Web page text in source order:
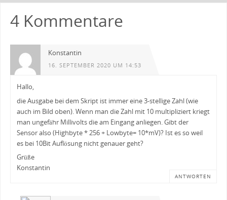
4 Kommentare
Konstantin
16. SEPTEMBER 2020 UM 14:53
Hallo,
die Ausgabe bei dem Skript ist immer eine 3-stellige Zahl (wie
auch im Bild oben). Wenn man die Zahl mit 10 multipliziert kriegt
man ungefähr Millivolts die am Eingang anliegen. Gibt der
Sensor also (Highbyte * 256 + Lowbyte= 10*mV)? Ist es so weil
es bei 10Bit Auflösung nicht genauer geht?
Grüße
Konstantin
ANTWORTEN